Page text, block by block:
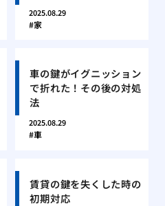
2025.08.29
家
車の鍵がイグニッション
で折れた！その後の対処
法
2025.08.29
車
賃貸の鍵を失くした時の
初期対応